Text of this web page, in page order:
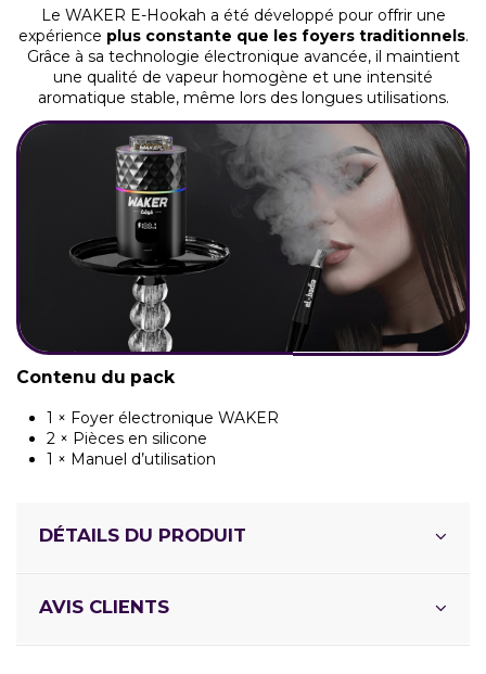
Le WAKER E-Hookah a été développé pour offrir une
expérience plus constante que les foyers traditionnels.
Grâce à sa technologie électronique avancée, il maintient
une qualité de vapeur homogène et une intensité
aromatique stable, même lors des longues utilisations.
Contenu du pack
1 × Foyer électronique WAKER
2 × Pièces en silicone
1 × Manuel d’utilisation
DÉTAILS DU PRODUIT
AVIS CLIENTS